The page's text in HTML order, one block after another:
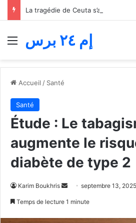
Menu إم ٢٤ برس
Accueil / Santé
Santé
Étude : Le
augmente le
diabète de type 2
Karim Boukhris
Envoyerseptembre 13, 2025
Temps de lecture 1 minute